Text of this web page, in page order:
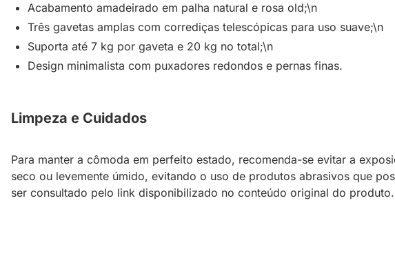
Acabamento amadeirado em palha natural e rosa old;\n
Três gavetas amplas com corrediças telescópicas para uso suave;\n
Suporta até 7 kg por gaveta e 20 kg no total;\n
Design minimalista com puxadores redondos e pernas finas.
Limpeza e Cuidados
Para manter a cômoda em perfeito estado, recomenda-se evitar a
seco ou levemente úmido, evitando o uso de produtos abrasivos que
ser consultado pelo link disponibilizado no conteúdo original do produto.